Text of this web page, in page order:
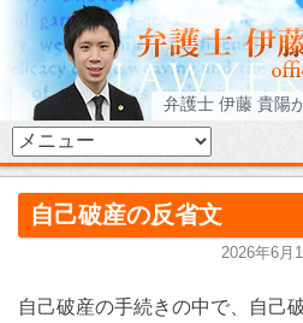
弁護士 伊藤 貴陽
自己破産の反省文
2026年6月
自己破産の手続きの中で、自己